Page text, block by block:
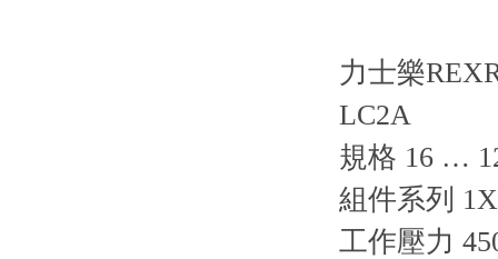
力士樂
LC2A
規格 16 …
組件系列 1X
工作壓力